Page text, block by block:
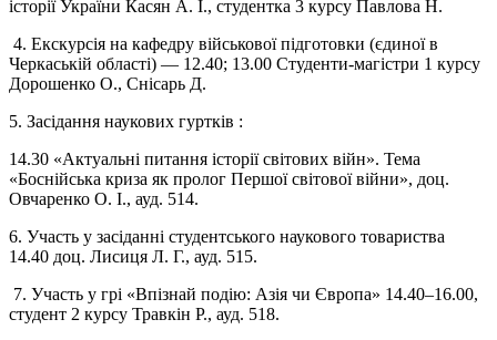
історії України Касян А. І., студентка 3 курсу Павлова Н.
4. Екскурсія на кафедру військової підготовки (єдиної в
Черкаській області) — 12.40; 13.00 Студенти-магістри 1 курсу
Дорошенко О., Снісарь Д.
5. Засідання наукових гуртків :
14.30 «Актуальні питання історії світових війн». Тема
«Боснійська криза як пролог Першої світової війни», доц.
Овчаренко О. І., ауд. 514.
6. Участь у засіданні студентського наукового товариства
14.40 доц. Лисиця Л. Г., ауд. 515.
7. Участь у грі «Впізнай подію: Азія чи Європа» 14.40–16.00,
студент 2 курсу Травкін Р., ауд. 518.